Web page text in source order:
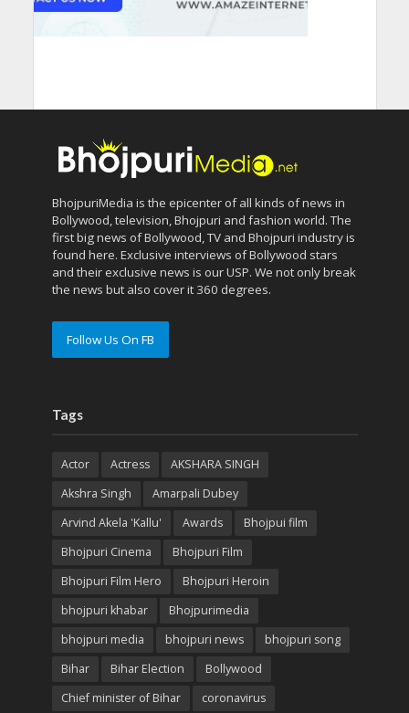
BhojpuriMedia is the epicenter of all kinds of news in
Bollywood, television, Bhojpuri and fashion world. The
first big news of Bollywood, TV and Bhojpuri industry is
found here. Exclusive interviews of Bollywood stars
and their exclusive news is our USP. We not only break
the news but also cover it 360 degrees.
Follow Us On FB
Tags
Actor Actress
AKSHARA SINGH
Akshra Singh
Amarpali Dubey
Arvind Akela 'Kallu'
Awards
Bhojpui film
Bhojpuri Cinema
Bhojpuri Film
Bhojpuri Film Hero
Bhojpuri Heroin
bhojpuri khabar
Bhojpurimedia
bhojpuri media
bhojpuri news
bhojpuri song
Bihar
Bihar Election
Bollywood
Chief minister of Bihar
coronavirus